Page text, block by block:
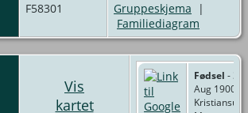
F58301 Gruppeskjema |
Familiediagram
Vis
kartet
Fødsel - 3
Aug 1900 -